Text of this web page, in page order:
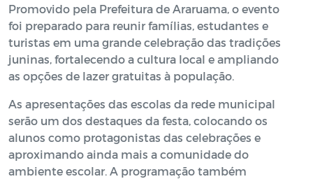
Promovido pela Prefeitura de Araruama, o evento
foi preparado para reunir famílias, estudantes e
turistas em uma grande celebração das tradições
juninas, fortalecendo a cultura local e ampliando
as opções de lazer gratuitas à população.
As apresentações das escolas da rede municipal
serão um dos destaques da festa, colocando os
alunos como protagonistas das celebrações e
aproximando ainda mais a comunidade do
ambiente escolar. A programação também